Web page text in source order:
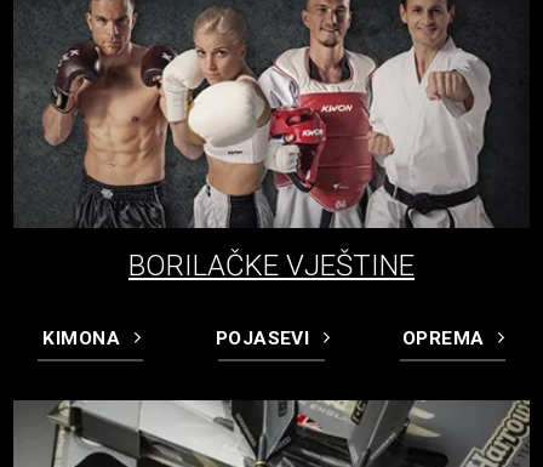
BORILAČKE VJEŠTINE
KIMONA POJASEVI OPREMA